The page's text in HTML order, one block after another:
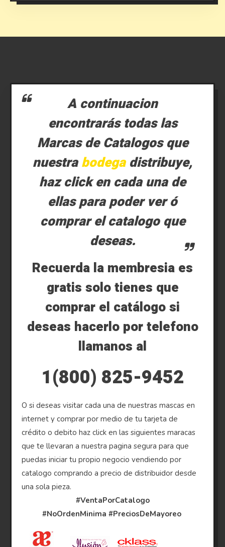
A continuacion
encontrarás todas las
Marcas de Catalogos que
nuestrabodegadistribuye,
haz click en cada una de
ellas para poder ver ó
comprar el catalogo que
deseas.
Recuerda la membresia es
gratis solo tienes que
comprar el catálogo si
deseas hacerlo por telefono
llamanos al
1(800) 825-9452
O si deseas visitar cada una de nuestras mascas en
internet y comprar por medio de tu tarjeta de
crédito o debito haz click en las siguientes maracas
que te llevaran a nuestra pagina segura para que
puedas iniciar tu propio negocio vendiendo por
catalogo comprando a precio de distribuidor desde
una sola pieza.
#VentaPorCatalogo
#NoOrdenMinima #PreciosDeMayoreo